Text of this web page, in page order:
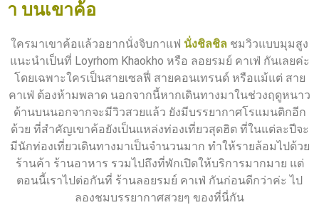
า บนเขาค้อ
ใครมาเขาค้อแล้วอยากนั่งจิบกาแฟ นั่งชิลชิล ชมวิวแบบมุมสูง
แนะนำเป็นที่ Loyrhom Khaokho หรือ ลอยรมย์ คาเฟ่ กันเลยค่ะ
โดยเฉพาะใครเป็นสายเซลฟี่ สายคอนเทรนด์ หรือแม้แต่ สาย
คาเฟ่ ต้องห้ามพลาด นอกจากนี้หากเดินทางมาในช่วงฤดูหนาว
ด้านบนนอกจากจะมีวิวสวยแล้ว ยังมีบรรยากาศโรแมนติกอีก
ด้วย ที่สำคัญเขาค้อยังเป็นแหล่งท่องเที่ยวสุดฮิต ที่ในแต่ละปีจะ
มีนักท่องเที่ยวเดินทางมาเป็นจำนวนมาก ทำให้รายล้อมไปด้วย
ร้านค้า ร้านอาหาร รวมไปถึงที่พักเปิดให้บริการมากมาย แต่
ตอนนี้เราไปต่อกันที่ ร้านลอยรมย์ คาเฟ่ กันก่อนดีกว่าค่ะ ไป
ลองชมบรรยากาศสวยๆ ของที่นี่กัน